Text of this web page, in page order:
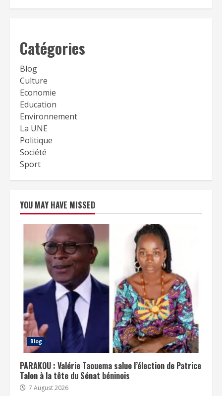
Catégories
Blog
Culture
Economie
Education
Environnement
La UNE
Politique
Société
Sport
YOU MAY HAVE MISSED
Blog
PARAKOU : Valérie Taouema salue l’élection de Patrice
Talon à la tête du Sénat béninois
7 August 2026